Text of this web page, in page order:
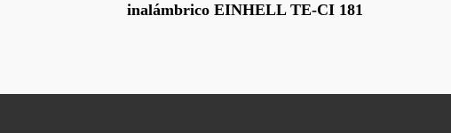
inalámbrico EINHELL TE-CI 181